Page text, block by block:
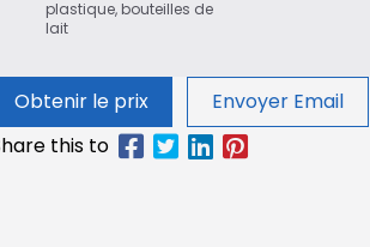
plastique, bouteilles de
lait
Obtenir le prix Envoyer Email